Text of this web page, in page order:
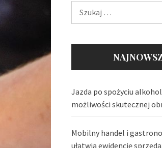
Jazda po spożyciu
możliwości skutecznej
Mobilny handel i
ułatwia ewidencję